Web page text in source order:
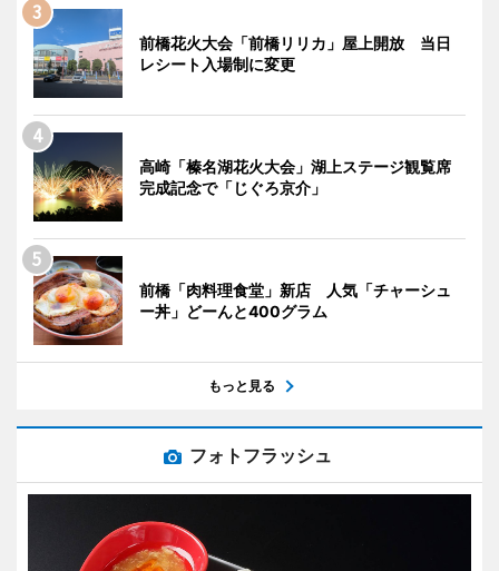
前橋花火大会「前橋リリカ」屋上開放 当日
レシート入場制に変更
高崎「榛名湖花火大会」湖上ステージ観覧席
完成記念で「じぐろ京介」
前橋「肉料理食堂」新店 人気「チャーシュ
ー丼」どーんと400グラム
もっと見る
フォトフラッシュ